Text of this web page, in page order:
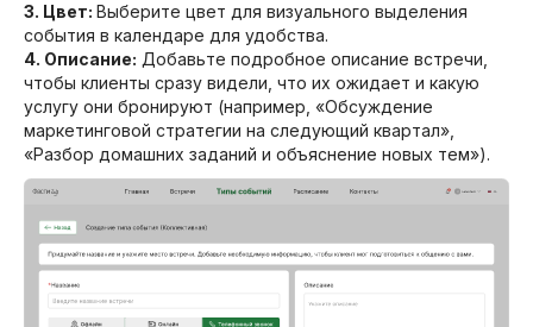
3. Цвет: Выберите цвет для визуального выделения
события в календаре для удобства.
4. Описание: Добавьте подробное описание встречи,
чтобы клиенты сразу видели, что их ожидает и какую
услугу они бронируют (например, «Обсуждение
маркетинговой стратегии на следующий квартал»,
«Разбор домашних заданий и объяснение новых тем»).